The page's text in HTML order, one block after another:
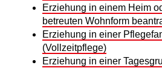
Erziehung in einem Heim
betreuten Wohnform
Erziehung in einer
(Vollzeitpflege)
Erziehung in einer